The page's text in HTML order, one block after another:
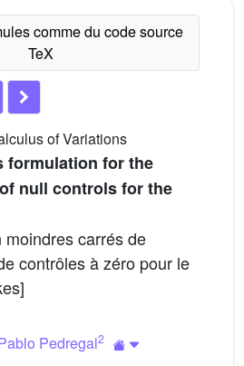
of Variations
formulation for the
null controls for the
carrés de
contrôles à zéro pour le
Pedregal2